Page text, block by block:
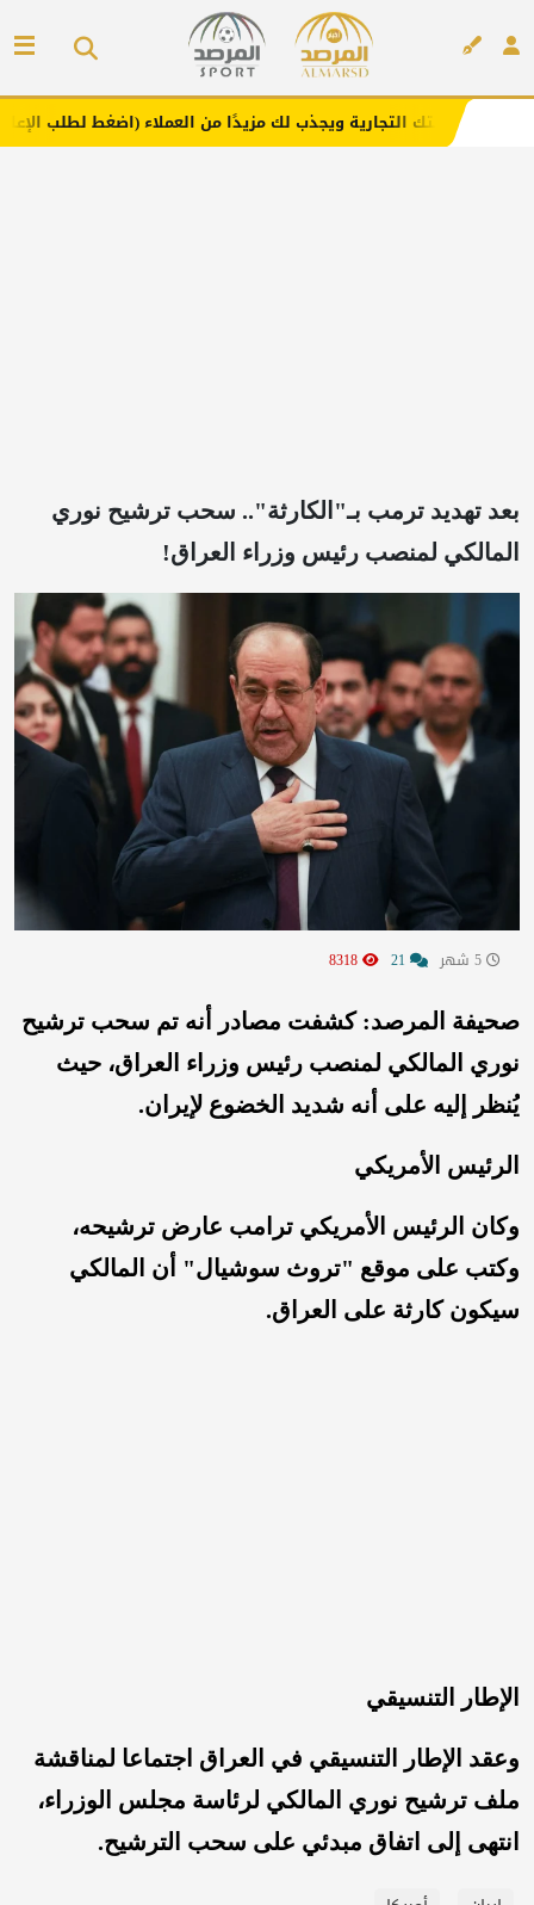
ويجذب لك مزيدًا من العملاء (اضغط لطلب الإعلان)
بعد تهديد ترمب بـ"الكارثة".. سحب ترشيح نوري
المالكي لمنصب رئيس وزراء العراق!
صحيفة المرصد: كشفت مصادر أنه تم سحب ترشيح
نوري المالكي لمنصب رئيس وزراء العراق، حيث
يُنظر إليه على أنه شديد الخضوع لإيران.
الرئيس الأمريكي
وكان الرئيس الأمريكي ترامب عارض ترشيحه،
وكتب على موقع "تروث سوشيال" أن المالكي
سيكون كارثة على العراق.
الإطار التنسيقي
وعقد الإطار التنسيقي في العراق اجتماعا لمناقشة
ملف ترشيح نوري المالكي لرئاسة مجلس الوزراء،
انتهى إلى اتفاق مبدئي على سحب الترشيح.